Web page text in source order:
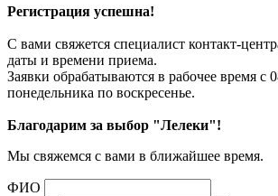
Регистрация успешна!
С вами свяжется специалист контакт-
даты и времени приема.
Заявки обрабатываются в рабочее время с
понедельника по воскресенье.
Благодарим за выбор "Лелеки"!
Мы свяжемся с вами в ближайшее время.
ФИО